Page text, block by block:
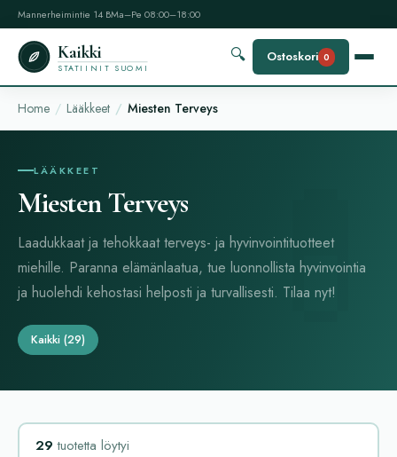
Mannerheimintie 14 BMa–Pe 08:00–18:00
Kaikki
STATIINIT SUOMI
🔍 Ostoskori 0
Home Lääkkeet Miesten Terveys
LÄÄKKEET
Miesten Terveys
Laadukkaat ja tehokkaat terveys- ja hyvinvointituotteet
miehille. Paranna elämänlaatua, tue luonnollista hyvinvointia
ja huolehdi kehostasi helposti ja turvallisesti. Tilaa nyt!
Kaikki (29)
29 tuotetta löytyi